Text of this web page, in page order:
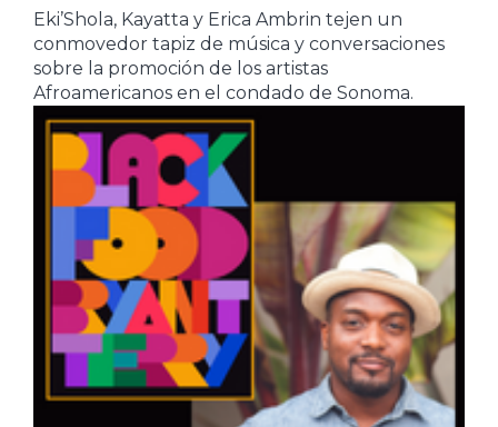
Eki’Shola, Kayatta y Erica Ambrin tejen un
conmovedor tapiz de música y conversaciones
sobre la promoción de los artistas
Afroamericanos en el condado de Sonoma.